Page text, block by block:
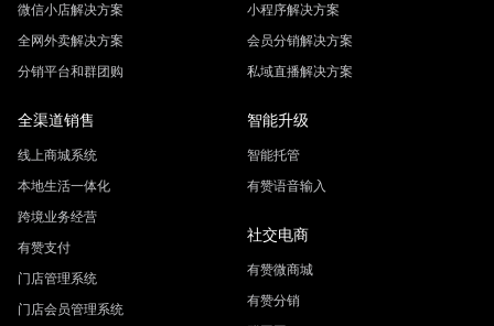
微信小店解决方案
全网外卖解决方案
分销平台和群团购
小程序解决方案
会员分销解决方案
私域直播解决方案
全渠道销售
线上商城系统
本地生活一体化
跨境业务经营
有赞支付
门店管理系统
门店会员管理系统
智能升级
智能托管
有赞语音输入
社交电商
有赞微商城
有赞分销